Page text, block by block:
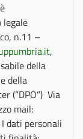
legale
n.11 –
,
della
della
(“DPO”) Via
mail:
dati personali